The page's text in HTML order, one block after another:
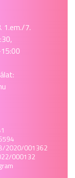
1.em./7.
2020/001362
000132